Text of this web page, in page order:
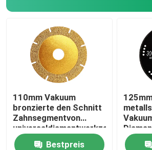
110mm Vakuum
bronzierte den Schnitt
Zahnsegmentvon
universaldiamantwerkzeugen
Bestpreis
für